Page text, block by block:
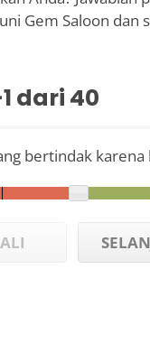
Gem Saloon dan
1 dari 40
bertindak